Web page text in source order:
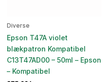
Diverse
Epson T47A violet
blækpatron Kompatibel
C13T47AD00 – 50ml – Epson
– Kompatibel